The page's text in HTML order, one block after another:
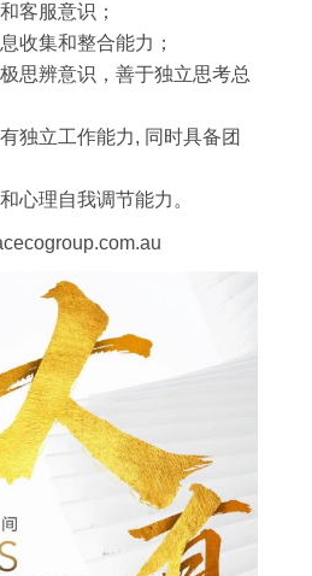
客服意识；
收集和整合能力；
思辨意识，善于独立思考总
独立工作能力, 同时具备团
心理自我调节能力。